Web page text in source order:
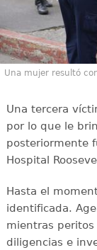
Una mujer resultó
Una tercera
por lo que le
posteriormente
Hospital
Hasta el
identificada.
mientras peritos
diligencias e